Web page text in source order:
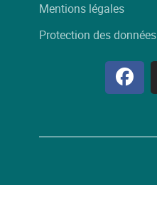
Mentions légales
Protection des données